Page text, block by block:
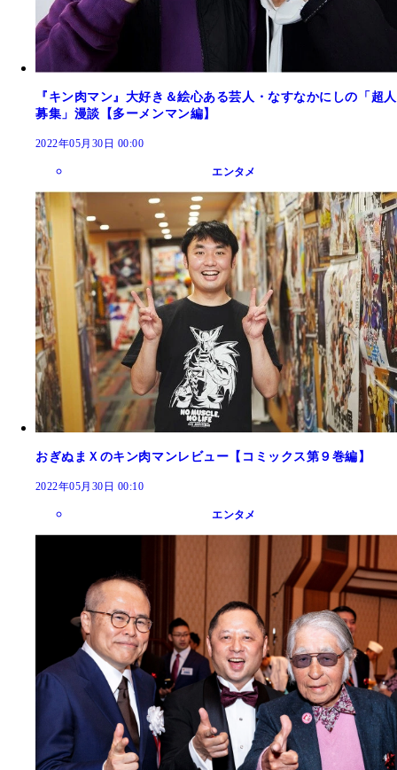
『キン肉マン』大好き＆絵心ある芸人・なすなかにしの「超人
募集」漫談【多ーメンマン編】
2022年05月30日 00:00
エンタメ
おぎぬまＸのキン肉マンレビュー【コミックス第９巻編】
2022年05月30日 00:10
エンタメ